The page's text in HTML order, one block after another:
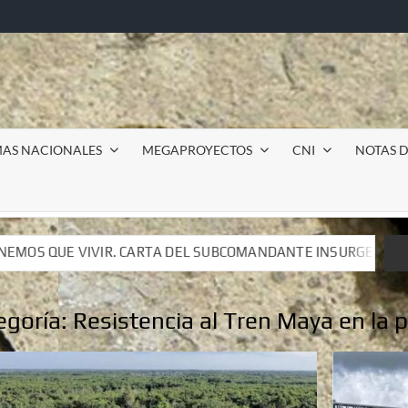
NACIONALES MEGAPROYECTOS CNI NOTAS
INSURGENTE MOISÉS A LUIS DE TAVIRA
INSURGENTE MOISÉS A LUIS DE TAVIRA
Resistencia al Tren Maya en la